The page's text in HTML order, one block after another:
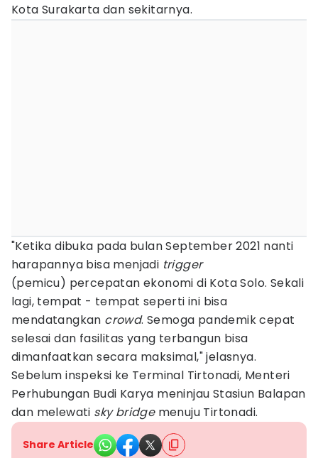
Kota Surakarta dan sekitarnya.
"Ketika dibuka pada bulan September 2021 nanti
harapannya bisa menjadi trigger
(pemicu) percepatan ekonomi di Kota Solo. Sekali
lagi, tempat - tempat seperti ini bisa
mendatangkan crowd. Semoga pandemik cepat
selesai dan fasilitas yang terbangun bisa
dimanfaatkan secara maksimal," jelasnya.
Sebelum inspeksi ke Terminal Tirtonadi, Menteri
Perhubungan Budi Karya meninjau Stasiun Balapan
dan melewati sky bridgemenuju Tirtonadi.
Share Article